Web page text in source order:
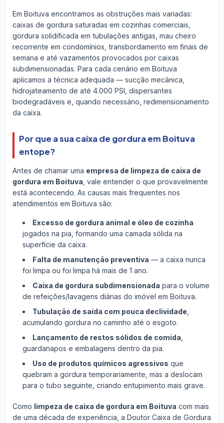
Em Boituva encontramos as obstruções mais variadas:
caixas de gordura saturadas em cozinhas comerciais,
gordura solidificada em tubulações antigas, mau cheiro
recorrente em condomínios, transbordamento em finais de
semana e até vazamentos provocados por caixas
subdimensionadas. Para cada cenário em Boituva
aplicamos a técnica adequada — sucção mecânica,
hidrojateamento de até 4.000 PSI, dispersantes
biodegradáveis e, quando necessário, redimensionamento
da caixa.
Por que a sua caixa de gordura em Boituva
entope?
Antes de chamar uma empresa de limpeza de caixa de
gordura em Boituva , vale entender o que provavelmente
está acontecendo. As causas mais frequentes nos
atendimentos em Boituva são:
Excesso de gordura animal e óleo de cozinha
jogados na pia, formando uma camada sólida na
superfície da caixa.
Falta de manutenção preventiva — a caixa nunca
foi limpa ou foi limpa há mais de 1 ano.
Caixa de gordura subdimensionada para o volume
de refeições/lavagens diárias do imóvel em Boituva.
Tubulação de saída com pouca declividade
acumulando gordura no caminho até o esgoto.
Lançamento de restos sólidos de comida
guardanapos e embalagens dentro da pia.
Uso de produtos químicos agressivos que
quebram a gordura temporariamente, mas a deslocam
para o tubo seguinte, criando entupimento mais grave.
Como limpeza de caixa de gordura em Boituva com mais
de uma década de experiência, a Doutor Caixa de Gordura